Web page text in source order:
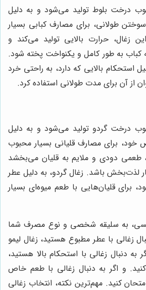
درخت بلوط تولید می‌شود و به دلیل
طولانی، برای مصارف کبابی بسیار
زغال، حرارت بالایی تولید می‌کند و
به طور کامل و یکنواخت پخته شود.
استحکام بالایی که دارد، به راحتی خرد
از آن برای مدت طولانی استفاده کرد.
درخت گردو تولید می‌شود و به دلیل
برای مصارف قلیانی بسیار محبوب
طعمی دودی و ملایم به قلیان می‌بخشد
لذت‌بخش باشد. زغال گردو، به دلیل عطر
برای قلیان‌هایی با طعم میوه‌ای بسیار
به سلیقه شخصی و نوع مصرف شما
زغالی با عطر مطبوع هستید، زغال لیمو
به دنبال زغالی با استحکام بالا هستید،
و اگر به دنبال زغالی با طعم خاص
کنید. مهم‌ترین نکته، انتخاب زغالی